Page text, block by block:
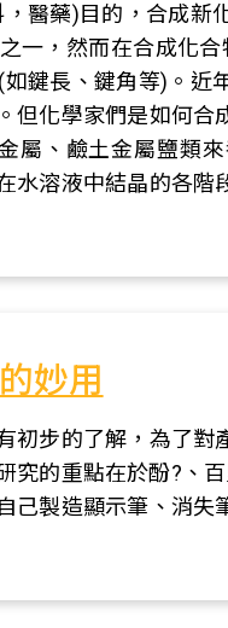
醫藥)目的，合成新
一，然而在合成化
鍵長、鍵角等)。近
但化學家們是如何
屬、鹼土金屬鹽類
水溶液中結晶的各階
妙用
初步的了解，為了
的重點在於酚?、
己製造顯示筆、消失